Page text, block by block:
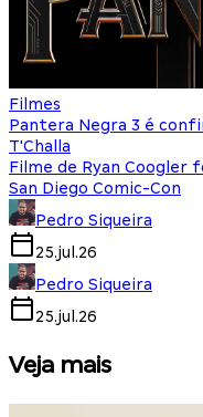
Filmes
Pantera Negra 3 é
T'Challa
Filme de Ryan Coogler
San Diego Comic-Con
Pedro Siqueira
25.jul.26
Pedro Siqueira
25.jul.26
Veja mais